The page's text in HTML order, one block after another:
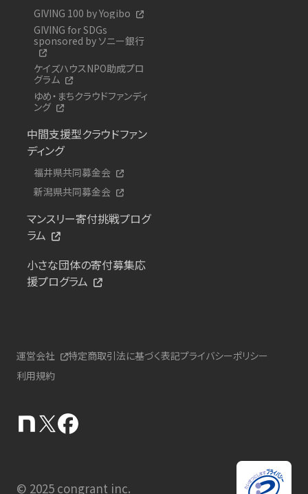
GIVING 100 by Yogibo
GIVING for SDGs
sponsored by ソニー銀行
ケイズハウスNPO助成プロ
グラム
ゆめ・まちクラウドファンディ
ング
中間支援型クラウドファン
ディング
福井県共同募金会
新潟県共同募金会
マンスリー寄付挑戦プログ
ラム
小さな団体の寄付募集応
援プログラム
運営会社 特定商取引法に基づく表記プライバシーポリシー
利用規約
© 2025 congrant inc.